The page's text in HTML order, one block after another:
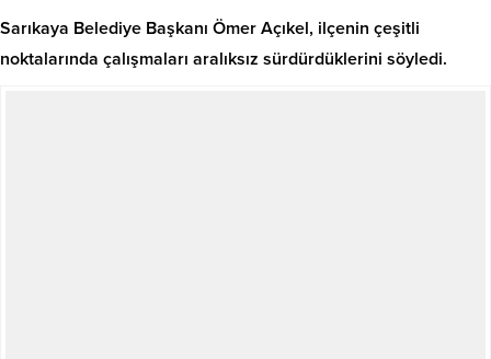
Sarıkaya Belediye Başkanı Ömer Açıkel, ilçenin çeşitli
noktalarında çalışmaları aralıksız sürdürdüklerini söyledi.